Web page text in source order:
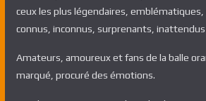
ceux les plus légendaires, emblématiques,
connus, inconnus, surprenants,
Amateurs, amoureux et fans de la balle
marqué, procuré des émotions.